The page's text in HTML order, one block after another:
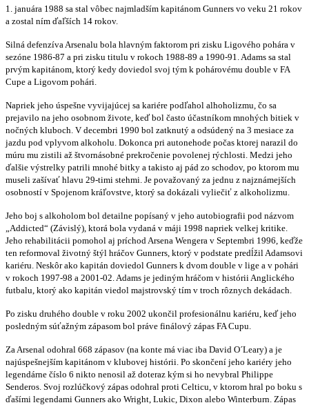
1. januára 1988 sa stal vôbec najmladším kapitánom Gunners vo veku 21 rokov
a zostal ním ďaľších 14 rokov.
Silná defenzíva Arsenalu bola hlavným faktorom pri zisku Ligového pohára v
sezóne 1986-87 a pri zisku titulu v rokoch 1988-89 a 1990-91. Adams sa stal
prvým kapitánom, ktorý kedy doviedol svoj tým k pohárovému double v FA
Cupe a Ligovom pohári.
Napriek jeho úspešne vyvijajúcej sa kariére podľahol alhoholizmu, čo sa
prejavilo na jeho osobnom živote, keď bol často účastníkom mnohých bitiek v
nočných kluboch. V decembri 1990 bol zatknutý a odsúdený na 3 mesiace za
jazdu pod vplyvom alkoholu. Dokonca pri autonehode počas ktorej narazil do
múru mu zistili až štvornásobné prekročenie povolenej rýchlosti. Medzi jeho
ďalšie výstrelky patrili mnohé bitky a takisto aj pád zo schodov, po ktorom mu
museli zašívať hlavu 29-timi stehmi. Je považovaný za jednu z najznámejších
osobností v Spojenom kráľovstve, ktorý sa dokázali vyliečiť z alkoholizmu.
Jeho boj s alkoholom bol detailne popísaný v jeho autobiografii pod názvom
„Addicted“ (Závislý), ktorá bola vydaná v máji 1998 napriek velkej kritike.
Jeho rehabilitácii pomohol aj príchod Arsena Wengera v Septembri 1996, keďže
ten reformoval životný štýl hráčov Gunners, ktorý v podstate predĺžil Adamsovi
kariéru. Neskôr ako kapitán doviedol Gunners k dvom double v lige a v pohári
v rokoch 1997-98 a 2001-02. Adams je jediným hráčom v histórii Anglického
futbalu, ktorý ako kapitán viedol majstrovský tím v troch rôznych dekádach.
Po zisku druhého double v roku 2002 ukončil profesionálnu kariéru, keď jeho
posledným súťažným zápasom bol práve finálový zápas FA Cupu.
Za Arsenal odohral 668 zápasov (na konte má viac iba David O´Leary) a je
najúspešnejším kapitánom v klubovej histórii. Po skončení jeho kariéry jeho
legendárne číslo 6 nikto nenosil až doteraz kým si ho nevybral Philippe
Senderos. Svoj rozlúčkový zápas odohral proti Celticu, v ktorom hral po boku s
ďašími legendami Gunners ako Wright, Lukic, Dixon alebo Winterburn. Zápas